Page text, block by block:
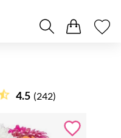
4.5 (242)